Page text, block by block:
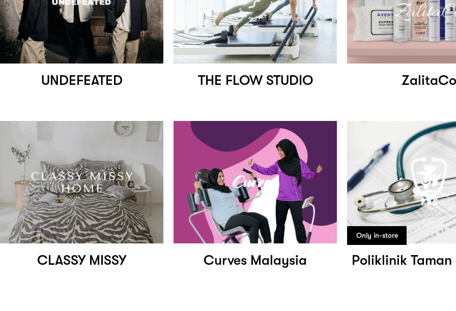
UNDEFEATED THE FLOW STUDIO ZalitaCo
CLASSY MISSY Curves Malaysia
Only in-store
Poliklinik